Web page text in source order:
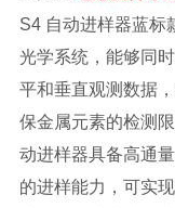
S4 自动进样器蓝标
光学系统，能够同
平和垂直观测数据
保金属元素的检测
动进样器具备高通
的进样能力，可实